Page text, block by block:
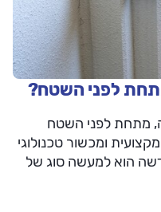
לפני השטח?
מתחת לפני השטח
ומכשור טכנולוגי
הוא למעשה סוג של